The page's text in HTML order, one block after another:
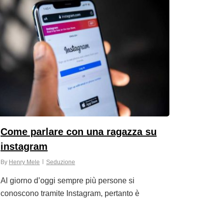
Come parlare con una ragazza su
instagram
By Henry Mele Seduzione
Al giorno d’oggi sempre più persone si
conoscono tramite Instagram, pertanto è